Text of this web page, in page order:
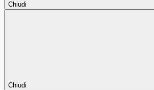
Chiudi
Chiudi